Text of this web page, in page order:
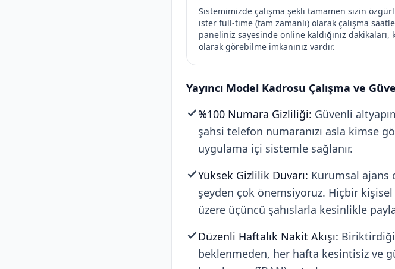
Sistemimizde çalışma şekli tamamen sizin
ister full-time (tam zamanlı) olarak çalışma
paneliniz sayesinde online kaldığınız
olarak görebilme imkanınız vardır.
Yayıncı Model Kadrosu Çalışma ve
%100 Numara Gizliliği: Güvenli
şahsi telefon numaranızı asla kimse
uygulama içi sistemle sağlanır.
Yüksek Gizlilik Duvarı: Kurumsal ajans
şeyden çok önemsiyoruz. Hiçbir
üzere üçüncü şahıslarla kesinlikle
Düzenli Haftalık Nakit Akışı:
beklenmeden, her hafta kesintisiz ve